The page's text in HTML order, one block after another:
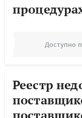
Доступно
Реестр